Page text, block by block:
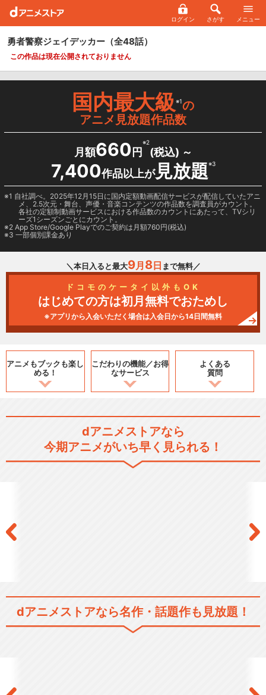
ログイン さがす メニュー
勇者警察ジェイデッカー （全48話）
この作品は現在公開されておりません
国内最大級※1の
アニメ見放題作品数
月額660 円
※2
(税込) ～
7,400作品以上が見放題※3
1 自社調べ。2025年12月15日に国内定額動画配信サービスが配信していたアニ
メ、2.5次元・舞台、声優・音楽コンテンツの作品数を調査員がカウント。
各社の定額制動画サービスにおける作品数のカウントにあたって、TVシリ
ーズ1シーズンごとにカウント。
2 App Store/Google Playでのご契約は月額760円(税込)
3 一部個別課金あり
＼本日入ると最大9月 8日 まで無料／
ドコモのケータイ以外もOK
はじめての方は初月無料でおためし
※アプリから入会いただく場合は入会日から14日間無料
アニメもブックも楽し
める！
こだわりの機能／お得
なサービス
よくある
質問
dアニメストアなら
今期アニメがいち早く見られる！
dアニメストアなら名作・話題作も見放題！